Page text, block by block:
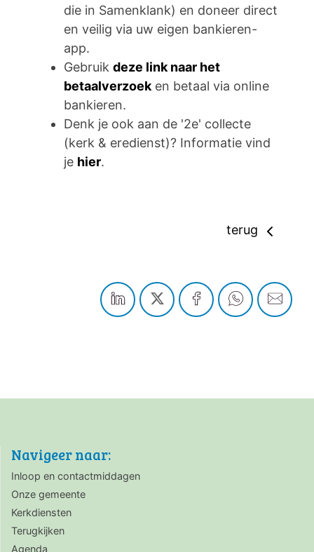
die in Samenklank) en doneer direct
en veilig via uw eigen bankieren-
app.
Gebruik deze link naar het
betaalverzoeken betaal via online
bankieren.
Denk je ook aan de '2e' collecte
(kerk & eredienst)? Informatie vind
je hier.
terug
Navigeer naar:
Inloop en contactmiddagen
Onze gemeente
Kerkdiensten
Terugkijken
Agenda